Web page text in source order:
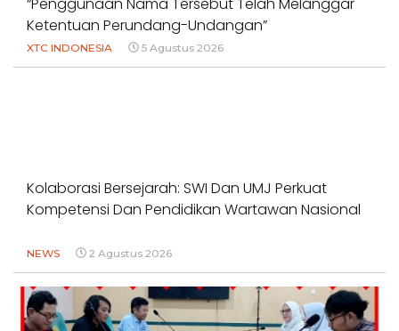
Ketentuan Perundang-Undangan”
XTC INDONESIA 5 Agustus 2026
Kolaborasi Bersejarah: SWI Dan UMJ Perkuat
Kompetensi Dan Pendidikan Wartawan Nasional
NEWS 2 Agustus 2026